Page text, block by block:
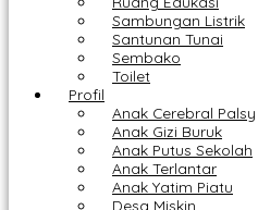
Sambungan Listrik
Santunan Tunai
Sembako
Toilet
Profil
Anak Cerebral Palsy
Anak Gizi Buruk
Anak Putus Sekolah
Anak Terlantar
Anak Yatim Piatu
Desa Miskin